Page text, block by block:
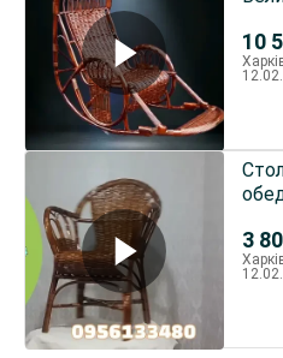
10
3